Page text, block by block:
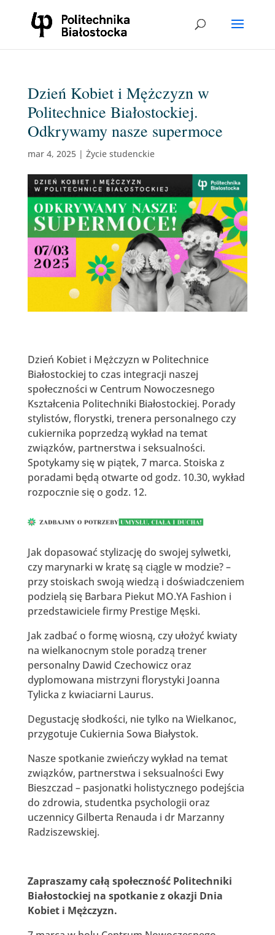
Dzień Kobiet i Mężczyzn w
Politechnice Białostockiej.
Odkrywamy nasze supermoce
mar 4, 2025| Życie studenckie
Dzień Kobiet i Mężczyzn w Politechnice
Białostockiej to czas integracji naszej
społeczności w Centrum Nowoczesnego
Kształcenia Politechniki Białostockiej. Porady
stylistów, florystki, trenera personalnego czy
cukiernika poprzedzą wykład na temat
związków, partnerstwa i seksualności.
Spotykamy się w piątek, 7 marca. Stoiska z
poradami będą otwarte od godz. 10.30, wykład
rozpocznie się o godz. 12.
Jak dopasować stylizację do swojej sylwetki,
czy marynarki w kratę są ciągle w modzie? –
przy stoiskach swoją wiedzą i doświadczeniem
podzielą się Barbara Piekut MO.YA Fashion i
przedstawiciele firmy Prestige Męski.
Jak zadbać o formę wiosną, czy ułożyć kwiaty
na wielkanocnym stole poradzą trener
personalny Dawid Czechowicz oraz
dyplomowana mistrzyni florystyki Joanna
Tylicka z kwiaciarni Laurus.
Degustację słodkości, nie tylko na Wielkanoc,
przygotuje Cukiernia Sowa Białystok.
Nasze spotkanie zwieńczy wykład na temat
związków, partnerstwa i seksualności Ewy
Bieszczad – pasjonatki holistycznego podejścia
do zdrowia, studentka psychologii oraz
uczennicy Gilberta Renauda i dr Marzanny
Radziszewskiej.
Zapraszamy całą społeczność Politechniki
Białostockiej na spotkanie z okazji Dnia
Kobiet i Mężczyzn.